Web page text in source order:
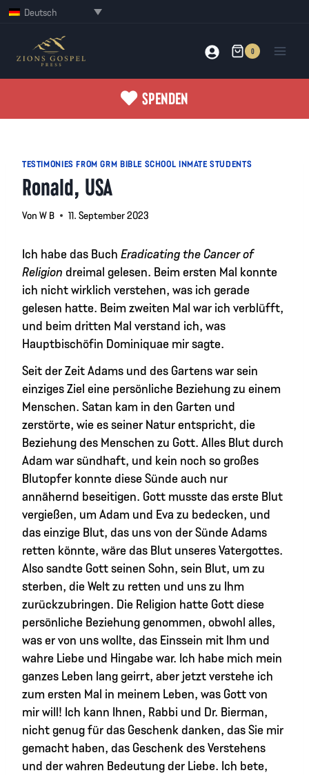
Zum
springen
Deutsch
0
SPENDEN
TESTIMONIES FROM GRM BIBLE SCHOOL INMATE STUDENTS
Ronald, USA
Von W B 11. September 2023
Ich habe das Buch Eradicating the Cancer of
Religion dreimal gelesen. Beim ersten Mal konnte
ich nicht wirklich verstehen, was ich gerade
gelesen hatte. Beim zweiten Mal war ich verblüfft,
und beim dritten Mal verstand ich, was
Hauptbischöfin Dominiquae mir sagte.
Seit der Zeit Adams und des Gartens war sein
einziges Ziel eine persönliche Beziehung zu einem
Menschen. Satan kam in den Garten und
zerstörte, wie es seiner Natur entspricht, die
Beziehung des Menschen zu Gott. Alles Blut durch
Adam war sündhaft, und kein noch so großes
Blutopfer konnte diese Sünde auch nur
annähernd beseitigen. Gott musste das erste Blut
vergießen, um Adam und Eva zu bedecken, und
das einzige Blut, das uns von der Sünde Adams
retten könnte, wäre das Blut unseres Vatergottes.
Also sandte Gott seinen Sohn, sein Blut, um zu
sterben, die Welt zu retten und uns zu Ihm
zurückzubringen. Die Religion hatte Gott diese
persönliche Beziehung genommen, obwohl alles,
was er von uns wollte, das Einssein mit Ihm und
wahre Liebe und Hingabe war. Ich habe mich mein
ganzes Leben lang geirrt, aber jetzt verstehe ich
zum ersten Mal in meinem Leben, was Gott von
mir will! Ich kann Ihnen, Rabbi und Dr. Bierman,
nicht genug für das Geschenk danken, das Sie mir
gemacht haben, das Geschenk des Verstehens
und der wahren Bedeutung der Liebe. Ich bete,